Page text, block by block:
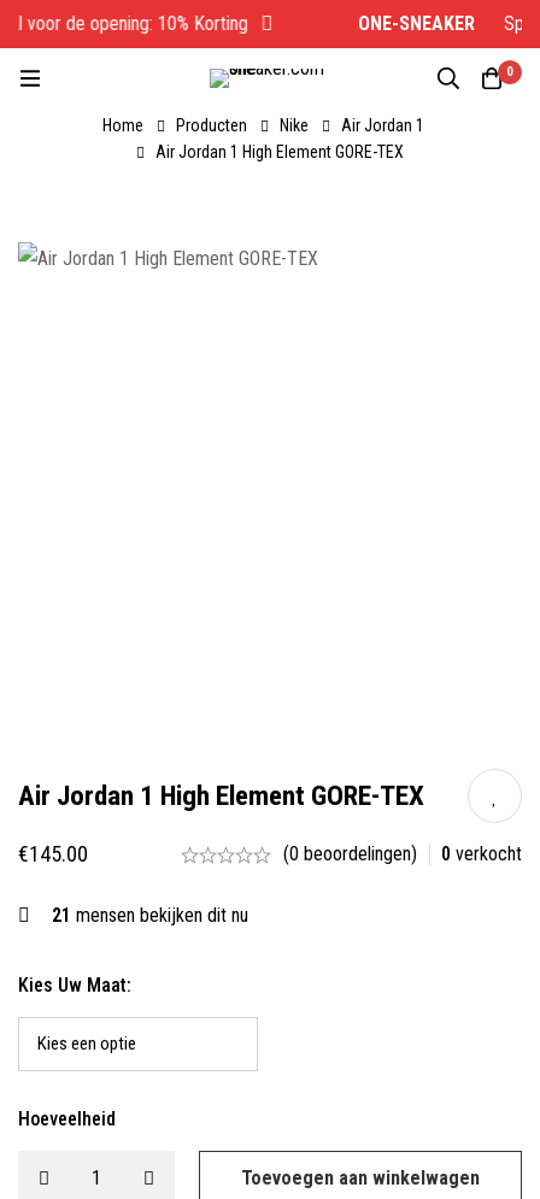
voor de opening: 10% Korting ONE-SNEAKER
0
Home Producten Nike
Air Jordan 1
Air Jordan 1 High Element GORE-TEX
Air Jordan 1 High Element GORE-TEX
€145.00 (0 beoordelingen) 0 verkocht
21 mensen bekijken dit nu
Kies Uw Maat:
Hoeveelheid
Toevoegen aan winkelwagen